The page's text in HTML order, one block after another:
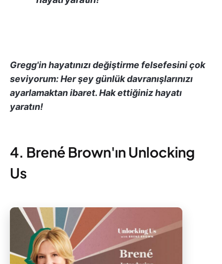
Gregg'in hayatınızı değiştirme felsefesini çok
seviyorum: Her şey günlük davranışlarınızı
ayarlamaktan ibaret. Hak ettiğiniz hayatı
yaratın!
4. Brené Brown'ın Unlocking
Us